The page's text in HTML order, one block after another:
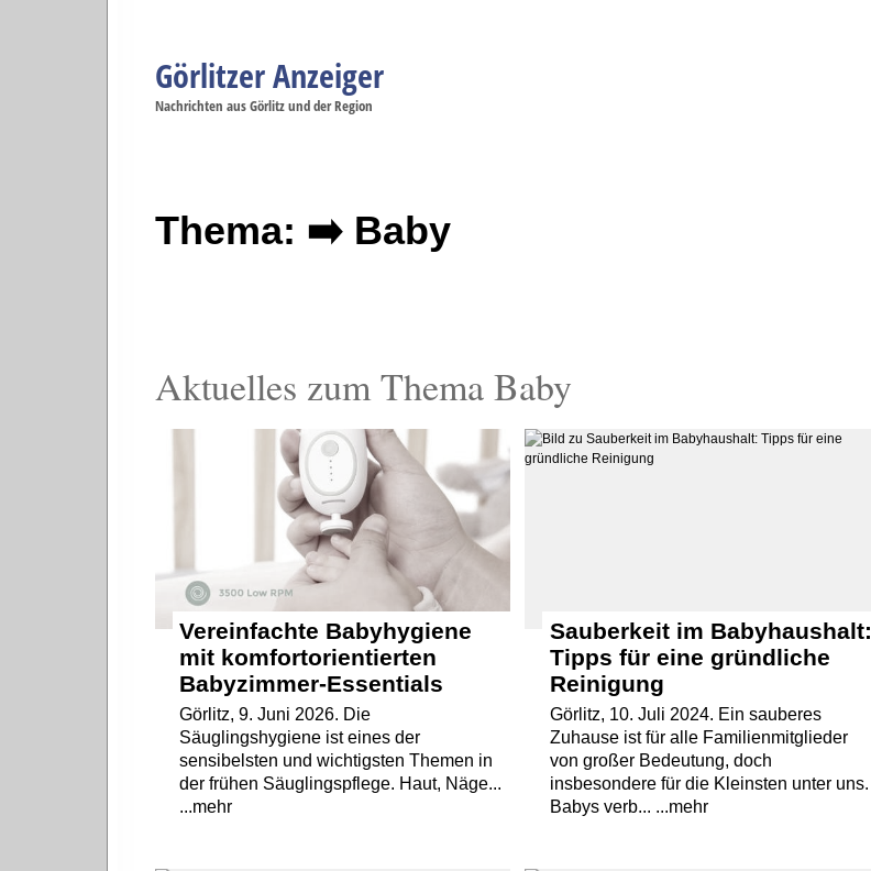
Görlitzer Anzeiger
Nachrichten aus Görlitz und der Region
Thema: ➡️ Baby
Aktuelles zum Thema Baby
Vereinfachte Babyhygiene
mit komfortorientierten
Babyzimmer‑Essentials
Görlitz, 9. Juni 2026. Die
Säuglingshygiene ist eines der
sensibelsten und wichtigsten Themen in
der frühen Säuglingspflege. Haut, Näge...
...mehr
Sauberkeit im Babyhaushalt:
Tipps für eine gründliche
Reinigung
Görlitz, 10. Juli 2024. Ein sauberes
Zuhause ist für alle Familienmitglieder
von großer Bedeutung, doch
insbesondere für die Kleinsten unter uns.
Babys verb... ...mehr